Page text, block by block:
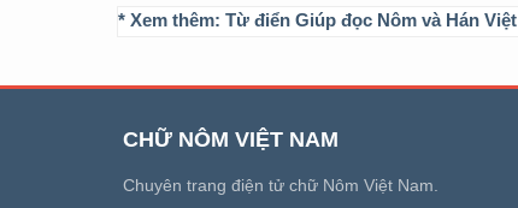
* Xem thêm: Từ điển Giúp đọc Nôm và Hán Việt
CHỮ NÔM VIỆT NAM
Chuyên trang điện tử chữ Nôm Việt Nam.